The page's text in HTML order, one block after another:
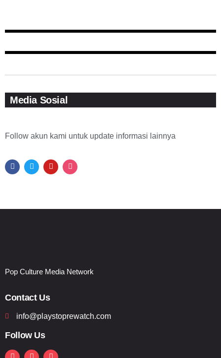
Media Sosial
Follow akun kami untuk update informasi lainnya
Pop Culture Media Network
Contact Us
info@playstoprewatch.com
Follow Us